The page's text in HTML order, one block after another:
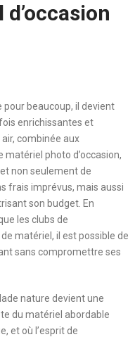
pour beaucoup, il devient
enrichissantes et
combinée aux
photo d’occasion,
non seulement de
frais imprévus, mais aussi
son budget. En
les clubs de
matériel, il est possible de
sans compromettre ses
nature devient une
du matériel abordable
et où l’esprit de